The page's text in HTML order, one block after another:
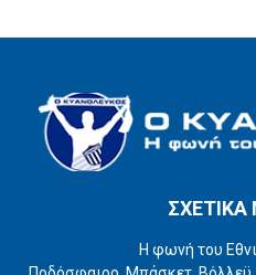
Η φωνή του